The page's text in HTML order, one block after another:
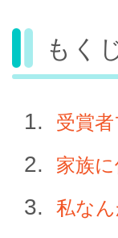
もく
受賞
家族
私な